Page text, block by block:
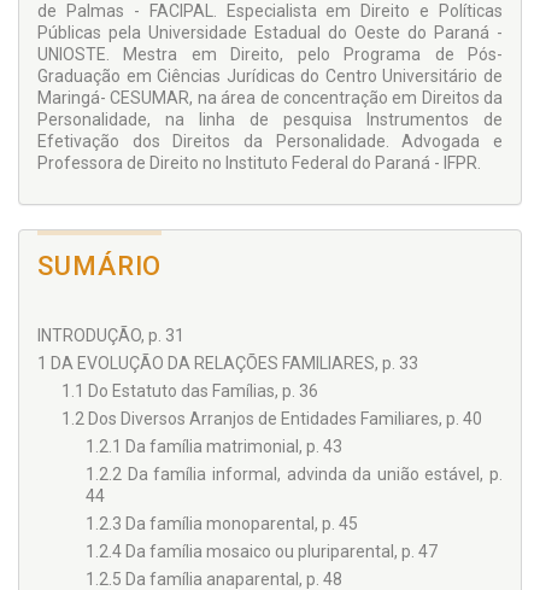
de Palmas - FACIPAL. Especialista em Direito e Políticas
Públicas pela Universidade Estadual do Oeste do Paraná -
UNIOSTE. Mestra em Direito, pelo Programa de Pós-
Graduação em Ciências Jurídicas do Centro Universitário de
Maringá- CESUMAR, na área de concentração em Direitos da
Personalidade, na linha de pesquisa Instrumentos de
Efetivação dos Direitos da Personalidade. Advogada e
Professora de Direito no Instituto Federal do Paraná - IFPR.
SUMÁRIO
INTRODUÇÃO, p. 31
1 DA EVOLUÇÃO DA RELAÇÕES FAMILIARES, p. 33
1.1 Do Estatuto das Famílias, p. 36
1.2 Dos Diversos Arranjos de Entidades Familiares, p. 40
1.2.1 Da família matrimonial, p. 43
1.2.2 Da família informal, advinda da união estável, p.
44
1.2.3 Da família monoparental, p. 45
1.2.4 Da família mosaico ou pluriparental, p. 47
1.2.5 Da família anaparental, p. 48